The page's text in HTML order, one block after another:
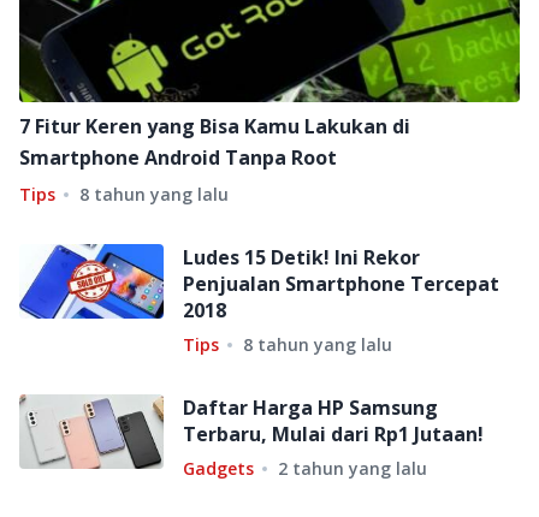
7 Fitur Keren yang Bisa Kamu Lakukan di
Smartphone Android Tanpa Root
Tips 8 tahun yang lalu
Ludes 15 Detik! Ini Rekor
Penjualan Smartphone Tercepat
2018
Tips 8 tahun yang lalu
Daftar Harga HP Samsung
Terbaru, Mulai dari Rp1 Jutaan!
Gadgets 2 tahun yang lalu